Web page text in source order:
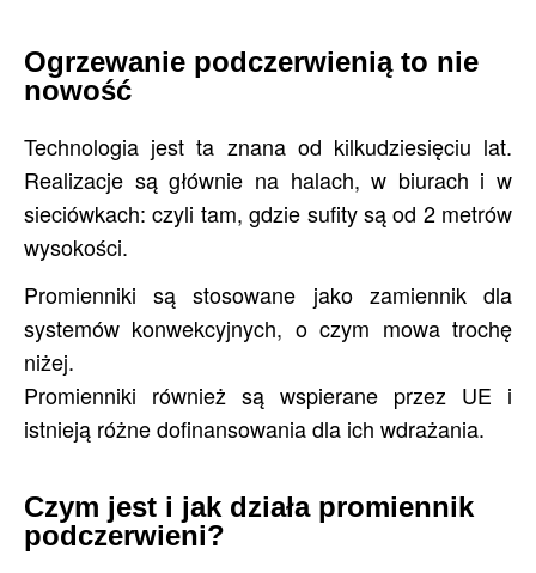
Ogrzewanie podczerwienią to nie
nowość
Technologia jest ta znana od kilkudziesięciu lat.
Realizacje są głównie na halach, w biurach i w
sieciówkach: czyli tam, gdzie sufity są od 2 metrów
wysokości.
Promienniki są stosowane jako zamiennik dla
systemów konwekcyjnych, o czym mowa trochę
niżej.
Promienniki również są wspierane przez UE i
istnieją różne dofinansowania dla ich wdrażania.
Czym jest i jak działa promiennik
podczerwieni?